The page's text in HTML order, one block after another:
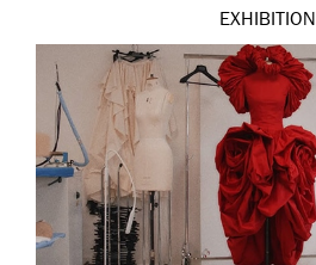
EXHIBITION